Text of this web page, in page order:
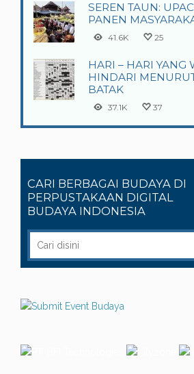
SEREN TAUN:
PANEN
41.6K 25
HARI – HARI YANG
HINDARI
BATAK
37.1K 37
CARI BERBAGAI BUDAYA DI
PERPUSTAKAAN DIGITAL
BUDAYA INDONESIA